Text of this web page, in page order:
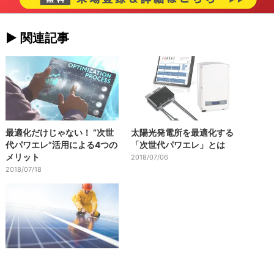
► 関連記事
最適化だけじゃない！ “次世
代パワエレ”活用による4つの
メリット
2018/07/18
太陽光発電所を最適化する
「次世代パワエレ」とは
2018/07/06